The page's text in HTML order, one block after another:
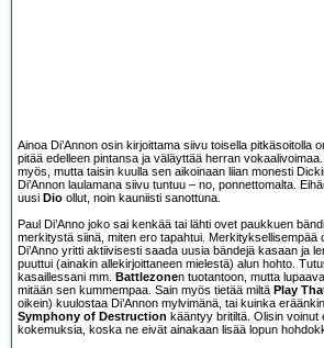
Ainoa Di’Annon osin kirjoittama siivu toisella pitkäsoitolla
pitää edelleen pintansa ja väläyttää herran
myös, mutta taisin kuulla sen aikoinaan liian monesti
Di’Annon laulamana siivu tuntuu – no, ponnettomalta.
uusi Dio ollut, noin kauniisti sanottuna.
Paul Di’Anno joko sai kenkää tai lähti ovet paukkuen
merkitystä siinä, miten ero tapahtui. Merkityksellisempää
Di’Anno yritti aktiivisesti saada uusia bändejä kasaan ja
puuttui (ainakin allekirjoittaneen mielestä) alun hohto.
kasaillessani mm. Battlezonen tuotantoon, mutta
mitään sen kummempaa. Sain myös tietää miltä Play
oikein) kuulostaa Di’Annon mylvimänä, tai kuinka eräänkin
Symphony of Destruction kääntyy britiltä. Olisin voinut
kokemuksia, koska ne eivät ainakaan lisää lopun